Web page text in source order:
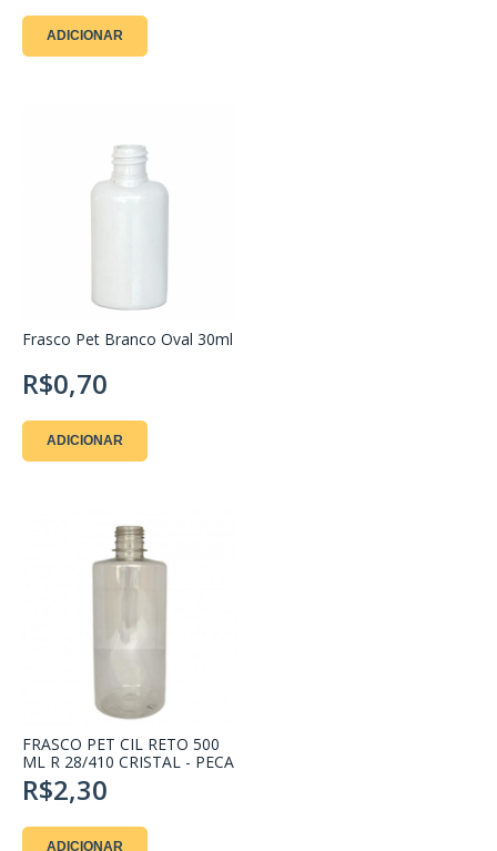
ADICIONAR
Frasco Pet Branco Oval 30ml
R$0,70
ADICIONAR
FRASCO PET CIL RETO 500
ML R 28/410 CRISTAL - PECA
R$2,30
ADICIONAR